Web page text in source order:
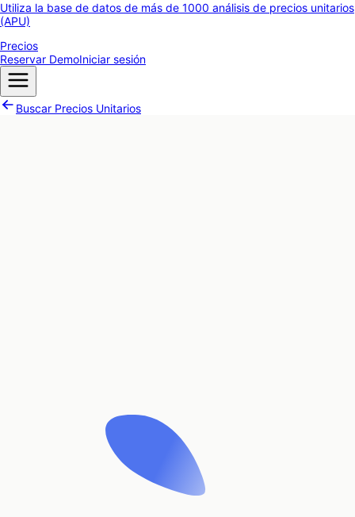
Utiliza la base de datos de más de 1000 análisis de precios unitarios
(APU)
Precios
Reservar DemoIniciar sesión
Buscar Precios Unitarios